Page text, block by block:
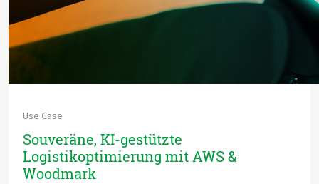
Use Case
Souveräne, KI-gestützte
Logistikoptimierung mit AWS &
Woodmark